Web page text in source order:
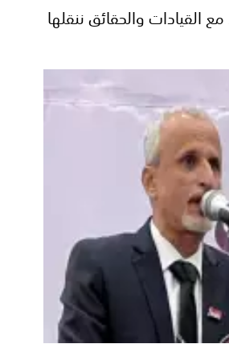
زلازل من الكاتيوشا
تدك حصون المليشيات
والغادرة التي نفذتها قوى الإرهاب
في جبهة حريب، وتأكي...
مع القيادات والحقائق ننقلها